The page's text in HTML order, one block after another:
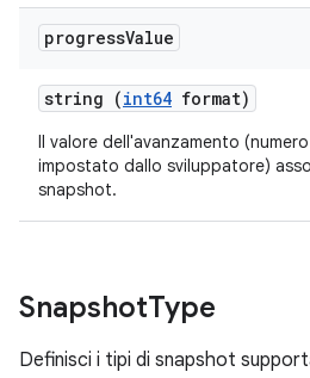
progressValue
string (int64 format)
Il valore dell'avanzamento
impostato dallo sviluppatore)
snapshot.
SnapshotType
Definisci i tipi di snapshot